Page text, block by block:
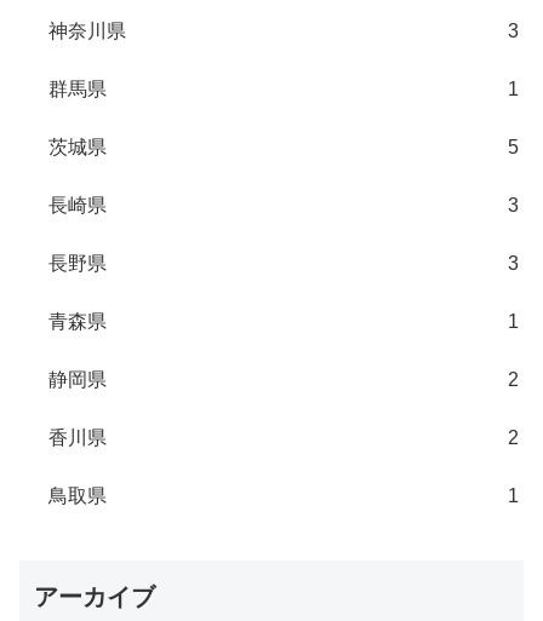
神奈川県 3
群馬県 1
茨城県 5
長崎県 3
長野県 3
青森県 1
静岡県 2
香川県 2
鳥取県 1
アーカイブ